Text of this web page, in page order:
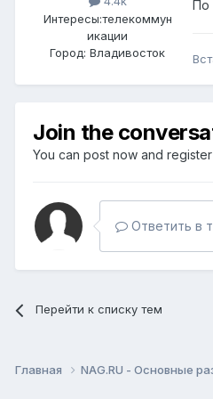
Интересы:телекоммун
икации
Город: Владивосток
По
Join the
You can post now and
Ответить в
Перейти к списку тем
Главная NAG.RU - Основные